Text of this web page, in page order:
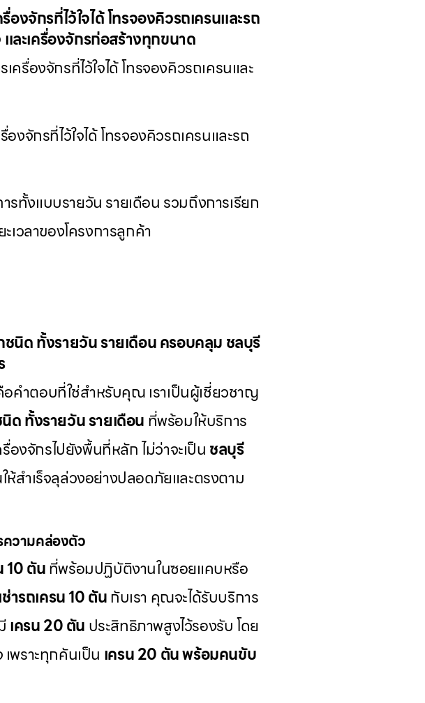
จักรที่ไว้ใจได้ โทรจองคิวรถเครนและรถ
ละเครื่องจักรก่อสร้างทุกขนาด
รื่องจักรที่ไว้ใจได้ โทรจองคิวรถเครนและ
จักรที่ไว้ใจได้ โทรจองคิวรถเครนและรถ
ทั้งแบบรายวัน รายเดือน รวมถึงการเรียก
วลาของโครงการลูกค้า
ชนิด ทั้งรายวัน รายเดือน ครอบคลุม ชลบุรี
คำตอบที่ใช่สำหรับคุณ เราเป็นผู้เชี่ยวชาญ
ด ทั้งรายวัน รายเดือน ที่พร้อมให้บริการ
องจักรไปยังพื้นที่หลัก ไม่ว่าจะเป็น ชลบุรี
สำเร็จลุล่วงอย่างปลอดภัยและตรงตาม
ความคล่องตัว
10 ตันที่พร้อมปฏิบัติงานในซอยแคบหรือ
ช่ารถเครน 10 ตันกับเรา คุณจะได้รับบริการ
เครน 20 ตัน ประสิทธิภาพสูงไว้รองรับ โดย
พราะทุกคันเป็น เครน 20 ตัน พร้อมคนขับ